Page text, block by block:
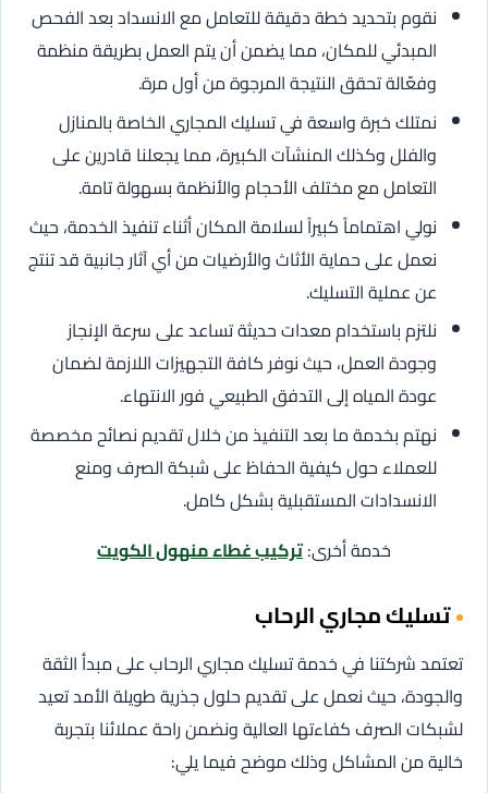
نقوم بتحديد خطة دقيقة للتعامل مع الانسداد بعد الفحص
المبدئي للمكان، مما يضمن أن يتم العمل بطريقة منظمة
وفعّالة تحقق النتيجة المرجوة من أول مرة.
نمتلك خبرة واسعة في تسليك المجاري الخاصة بالمنازل
والفلل وكذلك المنشآت الكبيرة، مما يجعلنا قادرين على
التعامل مع مختلف الأحجام والأنظمة بسهولة تامة.
نولي اهتماماً كبيراً لسلامة المكان أثناء تنفيذ الخدمة، حيث
نعمل على حماية الأثاث والأرضيات من أي آثار جانبية قد تنتج
عن عملية التسليك.
نلتزم باستخدام معدات حديثة تساعد على سرعة الإنجاز
وجودة العمل، حيث نوفر كافة التجهيزات اللازمة لضمان
عودة المياه إلى التدفق الطبيعي فور الانتهاء.
نهتم بخدمة ما بعد التنفيذ من خلال تقديم نصائح مخصصة
للعملاء حول كيفية الحفاظ على شبكة الصرف ومنع
الانسدادات المستقبلية بشكل كامل.
خدمة أخرى:تركيب غطاء منهول الكويت
تسليك مجاري الرحاب
تعتمد شركتنا في خدمة تسليك مجاري الرحاب على مبدأ الثقة
والجودة، حيث نعمل على تقديم حلول جذرية طويلة الأمد تعيد
لشبكات الصرف كفاءتها العالية ونضمن راحة عملائنا بتجربة
خالية من المشاكل وذلك موضح فيما يلي: